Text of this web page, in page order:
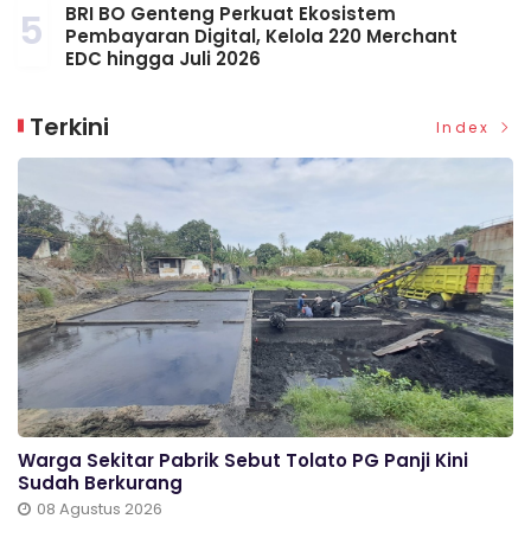
5
BRI BO Genteng Perkuat Ekosistem
Pembayaran Digital, Kelola 220 Merchant
EDC hingga Juli 2026
Terkini Index
Warga Sekitar Pabrik Sebut Tolato PG Panji Kini
Sudah Berkurang
08 Agustus 2026